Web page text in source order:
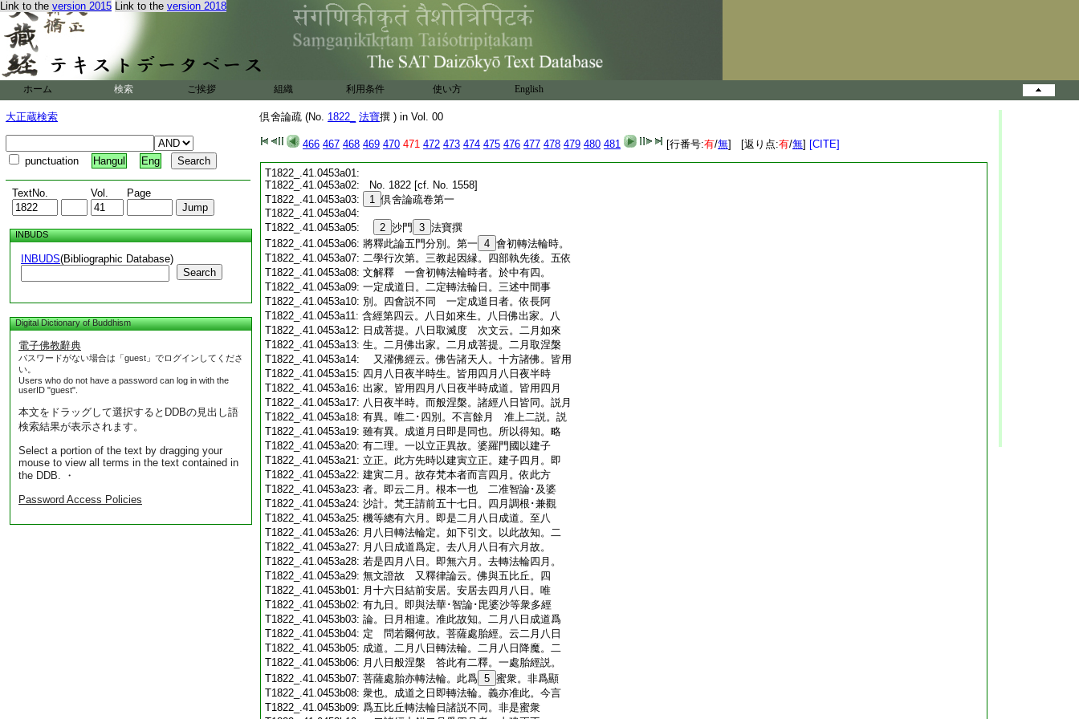
Link to the version 2015 Link to the version 2018
ホーム 検索 ご挨拶 組織 利用条件 使い方 English
大正蔵検索
punctuation Hangul Eng
TextNo. Vol. Page
INBUDS
INBUDS(Bibliographic Database)
Search
Digital Dictionary of Buddhism
電子佛教辭典
パスワードがない場合は「guest」でログインしてくださ
い。
Users who do not have a password can log in with the
userID "guest".
本文をドラッグして選択するとDDBの見出し語
検索結果が表示されます。
Select a portion of the text by dragging your
mouse to view all terms in the text contained in
the DDB. ・
Password Access Policies
倶舍論疏 (No. 1822_ 法寶撰 ) in Vol. 00
466 467 468 469 470 471 472 473 474 475 476 477 478 479 480 481 [行番号:有/無] [返り点:有/無] [CITE]
T1822_.41.0453a01:
T1822_.41.0453a02:
No. 1822 [cf. No. 1558]
T1822_.41.0453a03:
1 倶舍論疏卷第一
T1822_.41.0453a04:
T1822_.41.0453a05:
2 沙門 3 法寶撰
T1822_.41.0453a06: 將釋此論五門分別。第一 4 會初轉法輪時。
T1822_.41.0453a07: 二學行次第。三教起因縁。四部執先後。五依
T1822_.41.0453a08: 文解釋 一會初轉法輪時者。於中有四。
T1822_.41.0453a09: 一定成道日。二定轉法輪日。三述中間事
T1822_.41.0453a10: 別。四會説不同 一定成道日者。依長阿
T1822_.41.0453a11: 含經第四云。八日如來生。八日佛出家。八
T1822_.41.0453a12: 日成菩提。八日取滅度 次文云。二月如來
T1822_.41.0453a13: 生。二月佛出家。二月成菩提。二月取涅槃
T1822_.41.0453a14:
又灌佛經云。佛告諸天人。十方諸佛。皆用
T1822_.41.0453a15: 四月八日夜半時生。皆用四月八日夜半時
T1822_.41.0453a16: 出家。皆用四月八日夜半時成道。皆用四月
T1822_.41.0453a17: 八日夜半時。而般涅槃。諸經八日皆同。説月
T1822_.41.0453a18: 有異。唯二･四別。不言餘月 准上二説。説
T1822_.41.0453a19: 雖有異。成道月日即是同也。所以得知。略
T1822_.41.0453a20: 有二理。一以立正異故。婆羅門國以建子
T1822_.41.0453a21: 立正。此方先時以建寅立正。建子四月。即
T1822_.41.0453a22: 建寅二月。故存梵本者而言四月。依此方
T1822_.41.0453a23: 者。即云二月。根本一也 二准智論･及婆
T1822_.41.0453a24: 沙計。梵王請前五十七日。四月調根･兼觀
T1822_.41.0453a25: 機等總有六月。即是二月八日成道。至八
T1822_.41.0453a26: 月八日轉法輪定。如下引文。以此故知。二
T1822_.41.0453a27: 月八日成道爲定。去八月八日有六月故。
T1822_.41.0453a28: 若是四月八日。即無六月。去轉法輪四月。
T1822_.41.0453a29: 無文證故 又釋律論云。佛與五比丘。四
T1822_.41.0453b01: 月十六日結前安居。安居去四月八日。唯
T1822_.41.0453b02: 有九日。即與法華･智論･毘婆沙等衆多經
T1822_.41.0453b03: 論。日月相違。准此故知。二月八日成道爲
T1822_.41.0453b04: 定 問若爾何故。菩薩處胎經。云二月八日
T1822_.41.0453b05: 成道。二月八日轉法輪。二月八日降魔。二
T1822_.41.0453b06: 月八日般涅槃 答此有二釋。一處胎經説。
T1822_.41.0453b07: 菩薩處胎亦轉法輪。此爲 5 蜜衆。非爲顯
T1822_.41.0453b08: 衆也。成道之日即轉法輪。義亦准此。今言
T1822_.41.0453b09: 爲五比丘轉法輪日諸説不同。非是蜜衆